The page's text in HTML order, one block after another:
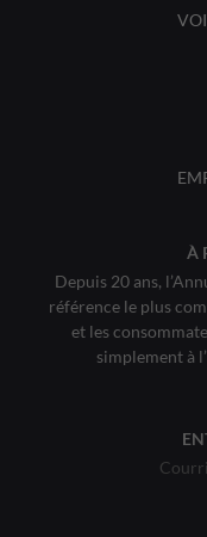
À
Depuis 20 ans,
référence le plus
et les
simplement à